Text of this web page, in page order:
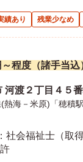
績あり 残業少なめ
程度（諸手当込
河渡２丁目４５
(熱海－米原)「穂積
社会福祉士（取